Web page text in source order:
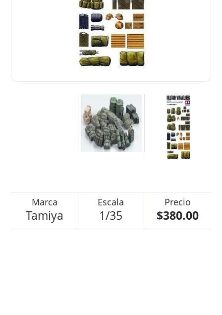
Tamiya 1/35 $380.00